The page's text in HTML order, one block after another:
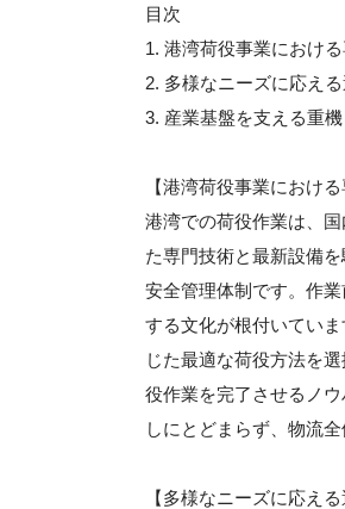
目次
1. 港湾荷役事業におけ
2. 多様なニーズに応え
3. 産業基盤を支える重
【港湾荷役事業におけ
港湾での荷役作業は、
た専門技術と最新設備
安全管理体制です。作
する文化が根付いてい
じた最適な荷役方法を
役作業を完了させるノ
しにとどまらず、物流
【多様なニーズに応え